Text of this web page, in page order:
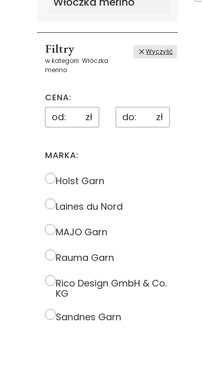
Filtry
w kategorii: Włóczka
merino
Wyczyść
CENA:
zł zł
MARKA:
Marka
Holst Garn
Laines du Nord
MAJO Garn
Rauma Garn
Rico Design GmbH & Co.
KG
Sandnes Garn